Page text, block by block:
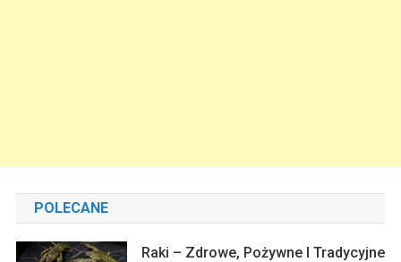
POLECANE
Raki – Zdrowe, Pożywne I Tradycyjne